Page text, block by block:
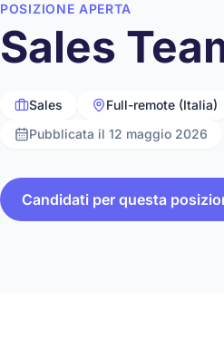
POSIZIONE APERTA
Sales
Sales Full-remote (Italia)
Pubblicata il 12 maggio 2026
Candidati per questa